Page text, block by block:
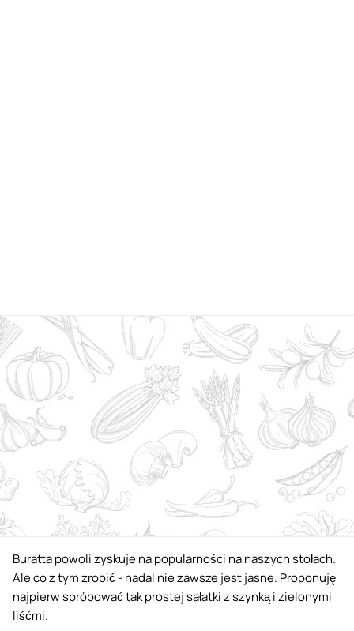
Buratta powoli zyskuje na popularności na naszych stołach.
Ale co z tym zrobić - nadal nie zawsze jest jasne. Proponuję
najpierw spróbować tak prostej sałatki z szynką i zielonymi
liśćmi.